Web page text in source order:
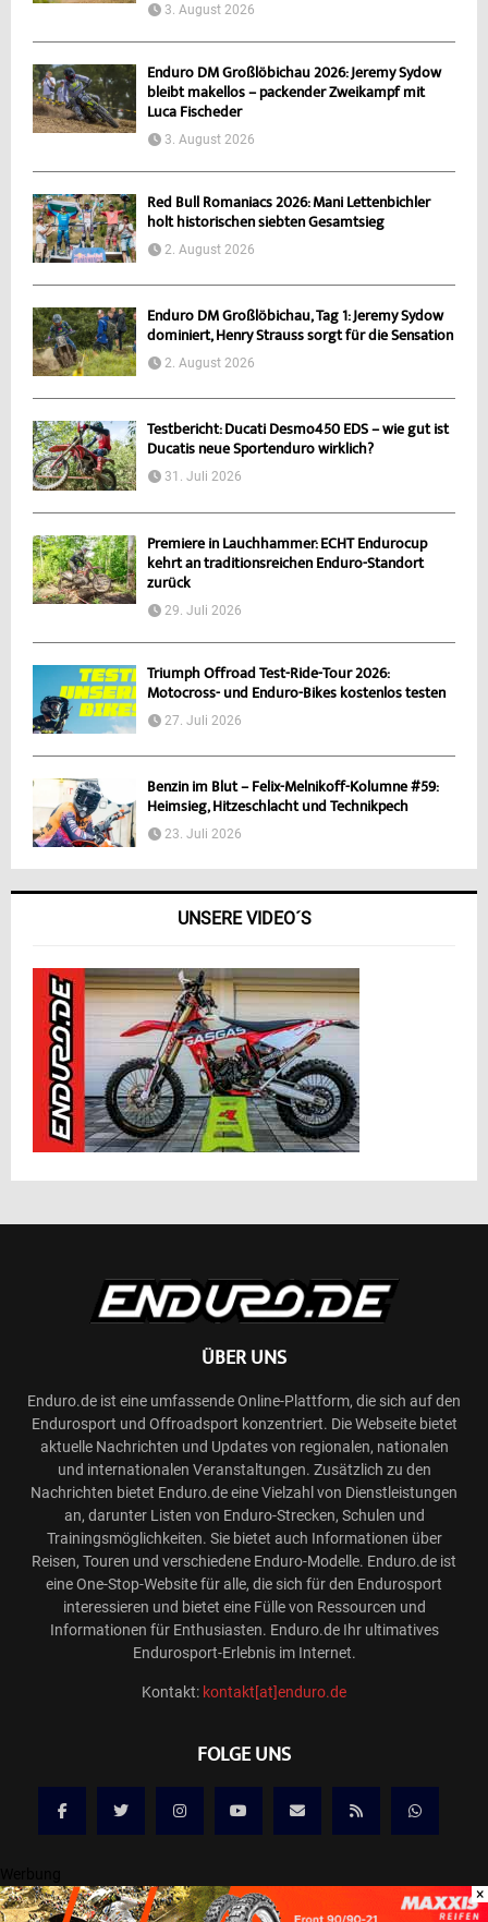
3. August 2026
Enduro DM Großlöbichau 2026: Jeremy Sydow
bleibt makellos – packender Zweikampf mit
Luca Fischeder
3. August 2026
Red Bull Romaniacs 2026: Mani Lettenbichler
holt historischen siebten Gesamtsieg
2. August 2026
Enduro DM Großlöbichau, Tag 1: Jeremy Sydow
dominiert, Henry Strauss sorgt für die Sensation
2. August 2026
Testbericht: Ducati Desmo450 EDS – wie gut ist
Ducatis neue Sportenduro wirklich?
31. Juli 2026
Premiere in Lauchhammer: ECHT Endurocup
kehrt an traditionsreichen Enduro-Standort
zurück
29. Juli 2026
Triumph Offroad Test-Ride-Tour 2026:
Motocross- und Enduro-Bikes kostenlos testen
27. Juli 2026
Benzin im Blut – Felix-Melnikoff-Kolumne #59:
Heimsieg, Hitzeschlacht und Technikpech
23. Juli 2026
UNSERE VIDEO´S
ÜBER UNS
Enduro.de ist eine umfassende Online-Plattform, die sich auf den
Endurosport und Offroadsport konzentriert. Die Webseite bietet
aktuelle Nachrichten und Updates von regionalen, nationalen
und internationalen Veranstaltungen. Zusätzlich zu den
Nachrichten bietet Enduro.de eine Vielzahl von Dienstleistungen
an, darunter Listen von Enduro-Strecken, Schulen und
Trainingsmöglichkeiten. Sie bietet auch Informationen über
Reisen, Touren und verschiedene Enduro-Modelle. Enduro.de ist
eine One-Stop-Website für alle, die sich für den Endurosport
interessieren und bietet eine Fülle von Ressourcen und
Informationen für Enthusiasten. Enduro.de Ihr ultimatives
Endurosport-Erlebnis im Internet.
Kontakt: kontakt[at]enduro.de
FOLGE UNS
×